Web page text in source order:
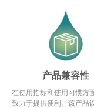
产品兼容性
在使用指标和使用习惯方
致力于提供便利。该产品